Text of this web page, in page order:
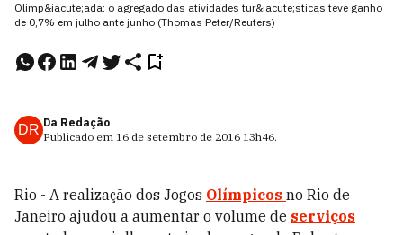
Olimp&iacute;ada: o agregado das atividades tur&iacute;sticas teve ganho
de 0,7% em julho ante junho (Thomas Peter/Reuters)
DR Da Redação
Publicado em 16 de setembro de 2016 13h46.
Rio - A realização dos Jogos Olímpicos no Rio de
Janeiro ajudou a aumentar o volume de serviços